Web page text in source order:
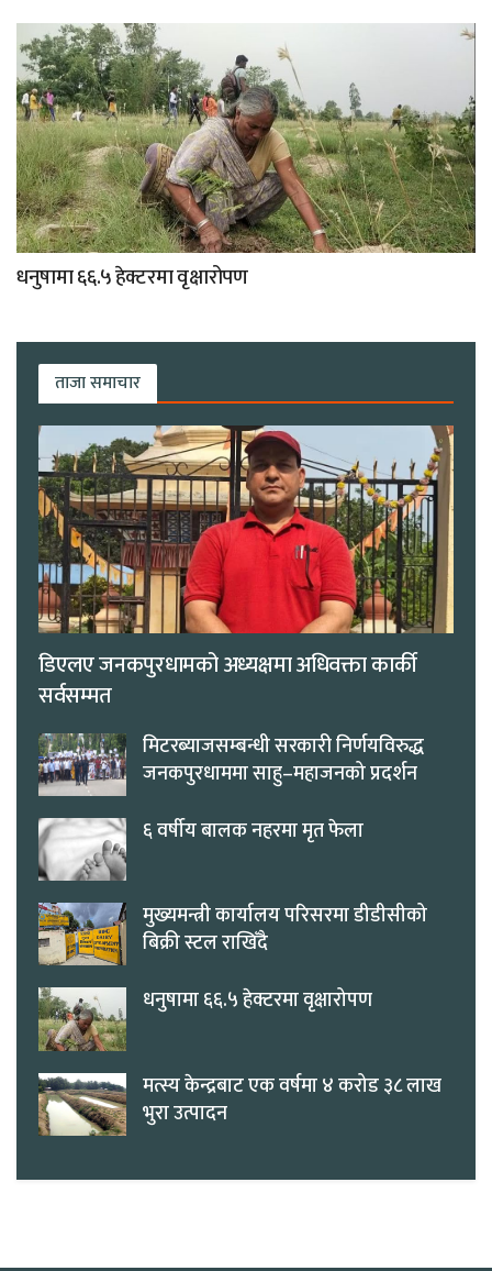
धनुषामा ६६.५ हेक्टरमा वृक्षारोपण
ताजा समाचार
डिएलए जनकपुरधामको अध्यक्षमा अधिवक्ता कार्की
सर्वसम्मत
मिटरब्याजसम्बन्धी सरकारी निर्णयविरुद्ध
जनकपुरधाममा साहु–महाजनको प्रदर्शन
६ वर्षीय बालक नहरमा मृत फेला
मुख्यमन्त्री कार्यालय परिसरमा डीडीसीको
बिक्री स्टल राखिँदै
धनुषामा ६६.५ हेक्टरमा वृक्षारोपण
मत्स्य केन्द्रबाट एक वर्षमा ४ करोड ३८ लाख
भुरा उत्पादन